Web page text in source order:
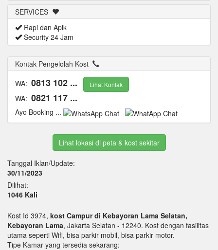
SERVICES
Rapi dan Apik
Security 24 Jam
Kontak Pengelolah Kost
WA: 0813 102 ... Lihat Kontak
WA: 0821 117 ...
Ayo Booking ...
Lihat lokasi di peta & kost sekitar
Tanggal Iklan/Update:
30/11/2023
Dilihat:
1046 Kali
Kost Id 3974, kost Campur di Kebayoran Lama Selatan,
Kebayoran Lama, Jakarta Selatan - 12240. Kost dengan fasilitas
utama seperti Wifi, bisa parkir mobil, bisa parkir motor.
Tipe Kamar yang tersedia sekarang: